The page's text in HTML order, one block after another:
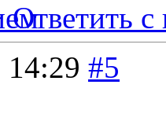
Ответить с
14:29 #5